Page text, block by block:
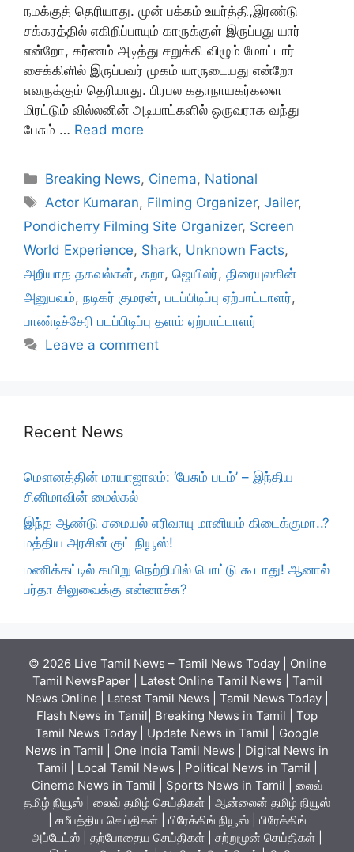
நமக்குத் தெரியாது. முன் பக்கம் உயர்த்தி,இரண்டு
சக்கரத்தில் எகிறிப்பாயும் காருக்குள் இருப்பது யார்
என்றோ, கர்ணம் அடித்து சறுக்கி விழும் மோட்டார்
சைக்கிளில் இருப்பவர் முகம் யாருடையது என்றோ
எவருக்கும் தெரியாது. பிரபல கதாநாயகர்களை
மிரட்டும் வில்லனின் அடியாட்களில் ஒருவராக வந்து
பேசும் … Read more
Categories
Breaking News, Cinema, National
Tags
Actor Kumaran, Filming Organizer,Jailer,
Pondicherry Filming Site Organizer, Screen
World Experience, Shark, Unknown Facts,
அறியாத தகவல்கள், சுறா, ஜெயிலர், திரையுலகின்
அனுபவம், நடிகர் குமரன், படப்பிடிப்பு ஏற்பாட்டாளர்,
பாண்டிச்சேரி படப்பிடிப்பு தளம் ஏற்பாட்டாளர்
Leave a comment
Recent News
மௌனத்தின் மாயாஜாலம்: ‘பேசும் படம்’ – இந்திய
சினிமாவின் மைல்கல்
இந்த ஆண்டு சமையல் எரிவாயு மானியம் கிடைக்குமா..?
மத்திய அரசின் குட் நியூஸ்!
மணிக்கட்டில் கயிறு நெற்றியில் பொட்டு கூடாது! ஆனால்
பர்தா சிலுவைக்கு என்னாச்சு?
© 2026 Live Tamil News – Tamil News Today | Online
Tamil NewsPaper | Latest Online Tamil News | Tamil
News Online | Latest Tamil News | Tamil News Today |
Flash News in Tamil| Breaking News in Tamil | Top
Tamil News Today | Update News in Tamil | Google
News in Tamil | One India Tamil News | Digital News in
Tamil | Local Tamil News | Political News in Tamil |
Cinema News in Tamil | Sports News in Tamil | லைவ்
தமிழ் நியூஸ் | லைவ் தமிழ் செய்திகள் | ஆன்லைன் தமிழ் நியூஸ்
| சமீபத்திய செய்திகள் | பிரேக்கிங் நியூஸ் | பிரேக்கிங்
அப்டேட்ஸ் | தற்போதைய செய்திகள் | சற்றுமுன் செய்திகள் |